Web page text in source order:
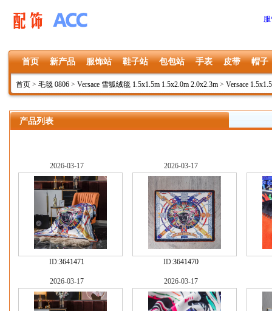
首页 新产品 服饰站 鞋子站 包包站 手表 皮带 帽子
首页 > 毛毯 0806 > Versace 雪狐绒毯 1.5x1.5m 1.5x2.0m 2.0x2.3m > Versace
产品列表
2026-03-17
ID:3641471
2026-03-17
ID:3641470
2026-03-17 2026-03-17